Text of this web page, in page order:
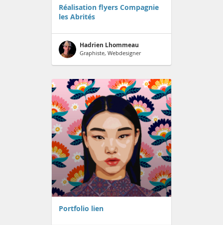
Réalisation flyers Compagnie
les Abrités
Hadrien Lhommeau
Graphiste, Webdesigner
Portfolio lien